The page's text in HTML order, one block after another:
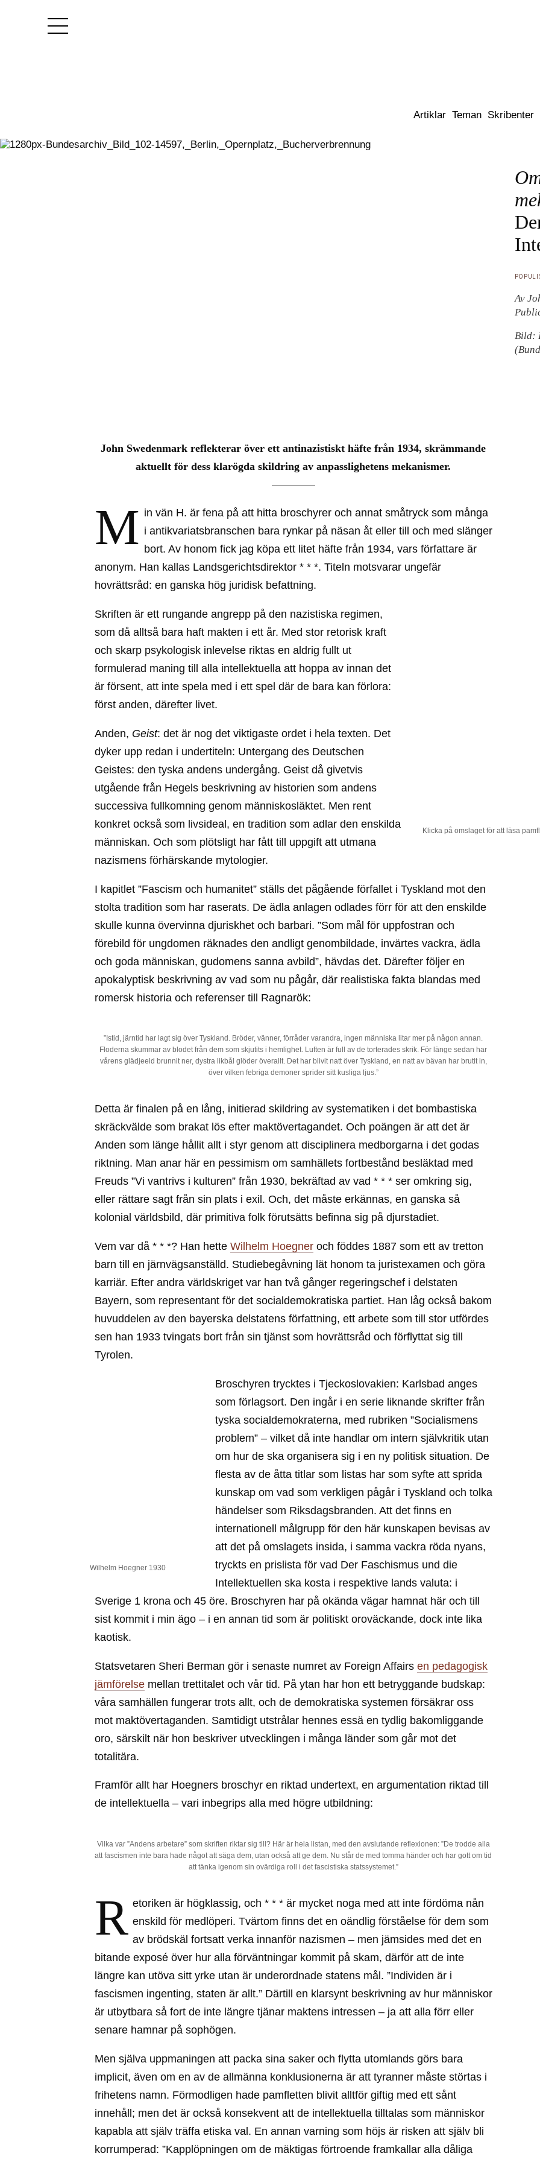
Artiklar Teman Skribenter
Av
Bild:
John Swedenmark reflekterar över ett antinazistiskt häfte från 1934, skrämmande
aktuellt för dess klarögda skildring av anpasslighetens mekanismer.
M in vän H. är fena på att hitta broschyrer och annat småtryck som många
i antikvariatsbranschen bara rynkar på näsan åt eller till och med slänger
bort. Av honom fick jag köpa ett litet häfte från 1934, vars författare är
anonym. Han kallas Landsgerichtsdirektor * * *. Titeln motsvarar ungefär
hovrättsråd: en ganska hög juridisk befattning.
Klicka på omslaget för att läsa
Skriften är ett rungande angrepp på den nazistiska regimen,
som då alltså bara haft makten i ett år. Med stor retorisk kraft
och skarp psykologisk inlevelse riktas en aldrig fullt ut
formulerad maning till alla intellektuella att hoppa av innan det
är försent, att inte spela med i ett spel där de bara kan förlora:
först anden, därefter livet.
Anden, Geist: det är nog det viktigaste ordet i hela texten. Det
dyker upp redan i undertiteln: Untergang des Deutschen
Geistes: den tyska andens undergång. Geist då givetvis
utgående från Hegels beskrivning av historien som andens
successiva fullkomning genom människosläktet. Men rent
konkret också som livsideal, en tradition som adlar den enskilda
människan. Och som plötsligt har fått till uppgift att utmana
nazismens förhärskande mytologier.
I kapitlet ”Fascism och humanitet” ställs det pågående förfallet i Tyskland mot den
stolta tradition som har raserats. De ädla anlagen odlades förr för att den enskilde
skulle kunna övervinna djuriskhet och barbari. ”Som mål för uppfostran och
förebild för ungdomen räknades den andligt genombildade, invärtes vackra, ädla
och goda människan, gudomens sanna avbild”, hävdas det. Därefter följer en
apokalyptisk beskrivning av vad som nu pågår, där realistiska fakta blandas med
romersk historia och referenser till Ragnarök:
”Istid, järntid har lagt sig över Tyskland. Bröder, vänner, förråder varandra, ingen människa litar mer på någon annan.
Floderna skummar av blodet från dem som skjutits i hemlighet. Luften är full av de torterades skrik. För länge sedan har
vårens glädjeeld brunnit ner, dystra likbål glöder överallt. Det har blivit natt över Tyskland, en natt av bävan har brutit in,
över vilken febriga demoner sprider sitt kusliga ljus.”
Detta är finalen på en lång, initierad skildring av systematiken i det bombastiska
skräckvälde som brakat lös efter maktövertagandet. Och poängen är att det är
Anden som länge hållit allt i styr genom att disciplinera medborgarna i det godas
riktning. Man anar här en pessimism om samhällets fortbestånd besläktad med
Freuds ”Vi vantrivs i kulturen” från 1930, bekräftad av vad * * * ser omkring sig,
eller rättare sagt från sin plats i exil. Och, det måste erkännas, en ganska så
kolonial världsbild, där primitiva folk förutsätts befinna sig på djurstadiet.
Vem var då * * *? Han hette Wilhelm Hoegneroch föddes 1887 som ett av tretton
barn till en järnvägsanställd. Studiebegåvning lät honom ta juristexamen och göra
karriär. Efter andra världskriget var han två gånger regeringschef i delstaten
Bayern, som representant för det socialdemokratiska partiet. Han låg också bakom
huvuddelen av den bayerska delstatens författning, ett arbete som till stor utfördes
sen han 1933 tvingats bort från sin tjänst som hovrättsråd och förflyttat sig till
Tyrolen.
Wilhelm Hoegner 1930
Broschyren trycktes i Tjeckoslovakien: Karlsbad anges
som förlagsort. Den ingår i en serie liknande skrifter från
tyska socialdemokraterna, med rubriken ”Socialismens
problem” – vilket då inte handlar om intern självkritik utan
om hur de ska organisera sig i en ny politisk situation. De
flesta av de åtta titlar som listas har som syfte att sprida
kunskap om vad som verkligen pågår i Tyskland och tolka
händelser som Riksdagsbranden. Att det finns en
internationell målgrupp för den här kunskapen bevisas av
att det på omslagets insida, i samma vackra röda nyans,
tryckts en prislista för vad Der Faschismus und die
Intellektuellen ska kosta i respektive lands valuta: i
Sverige 1 krona och 45 öre. Broschyren har på okända vägar hamnat här och till
sist kommit i min ägo – i en annan tid som är politiskt oroväckande, dock inte lika
kaotisk.
Statsvetaren Sheri Berman gör i senaste numret av Foreign Affairs en pedagogisk
jämförelsemellan trettitalet och vår tid. På ytan har hon ett betryggande budskap:
våra samhällen fungerar trots allt, och de demokratiska systemen försäkrar oss
mot maktövertaganden. Samtidigt utstrålar hennes essä en tydlig bakomliggande
oro, särskilt när hon beskriver utvecklingen i många länder som går mot det
totalitära.
Framför allt har Hoegners broschyr en riktad undertext, en argumentation riktad till
de intellektuella – vari inbegrips alla med högre utbildning:
Vilka var ”Andens arbetare” som skriften riktar sig till? Här är hela listan, med den avslutande reflexionen: ”De trodde alla
att fascismen inte bara hade något att säga dem, utan också att ge dem. Nu står de med tomma händer och har gott om tid
att tänka igenom sin ovärdiga roll i det fascistiska statssystemet.”
R etoriken är högklassig, och * * * är mycket noga med att inte fördöma nån
enskild för medlöperi. Tvärtom finns det en oändlig förståelse för dem som
av brödskäl fortsatt verka innanför nazismen – men jämsides med det en
bitande exposé över hur alla förväntningar kommit på skam, därför att de inte
längre kan utöva sitt yrke utan är underordnade statens mål. ”Individen är i
fascismen ingenting, staten är allt.” Därtill en klarsynt beskrivning av hur människor
är utbytbara så fort de inte längre tjänar maktens intressen – ja att alla förr eller
senare hamnar på sophögen.
Men själva uppmaningen att packa sina saker och flytta utomlands görs bara
implicit, även om en av de allmänna konklusionerna är att tyranner måste störtas i
frihetens namn. Förmodligen hade pamfletten blivit alltför giftig med ett sånt
innehåll; men det är också konsekvent att de intellektuella tilltalas som människor
kapabla att själv träffa etiska val. En annan varning som höjs är risken att själv bli
korrumperad: ”Kapplöpningen om de mäktigas förtroende framkallar alla dåliga